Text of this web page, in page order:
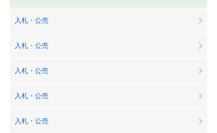
入札・公売
入札・公売
入札・公売
入札・公売
入札・公売